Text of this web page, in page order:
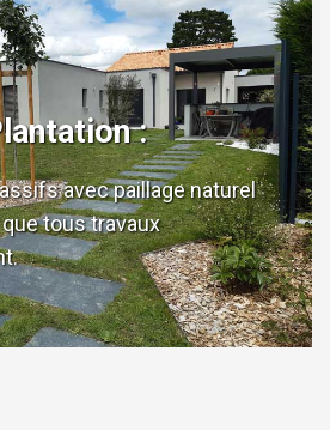
:
avec paillage naturel
tous travaux